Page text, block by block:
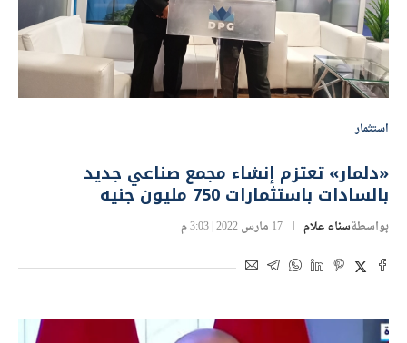
استثمار
«دلمار» تعتزم إنشاء مجمع صناعي جديد
بالسادات باستثمارات 750 مليون جنيه
بواسطةسناء علام 17 مارس 2022 | 3:03 م